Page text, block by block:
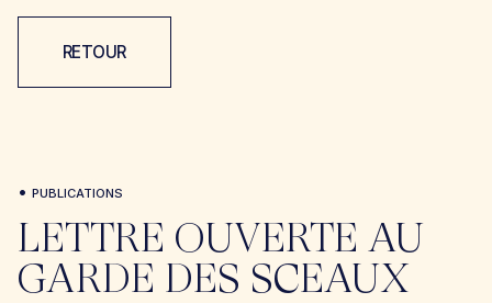
RETOUR
• PUBLICATIONS
LETTRE OUVERTE AU
GARDE DES SCEAUX